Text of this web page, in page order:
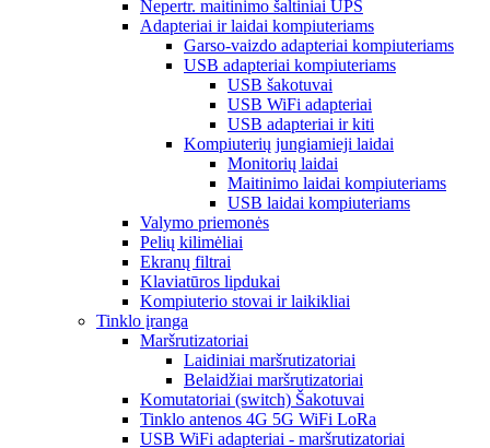
Nepertr. maitinimo šaltiniai UPS
Adapteriai ir laidai kompiuteriams
Garso-vaizdo adapteriai kompiuteriams
USB adapteriai kompiuteriams
USB šakotuvai
USB WiFi adapteriai
USB adapteriai ir kiti
Kompiuterių jungiamieji laidai
Monitorių laidai
Maitinimo laidai kompiuteriams
USB laidai kompiuteriams
Valymo priemonės
Pelių kilimėliai
Ekranų filtrai
Klaviatūros lipdukai
Kompiuterio stovai ir laikikliai
Tinklo įranga
Maršrutizatoriai
Laidiniai maršrutizatoriai
Belaidžiai maršrutizatoriai
Komutatoriai (switch) Šakotuvai
Tinklo antenos 4G 5G WiFi LoRa
USB WiFi adapteriai - maršrutizatoriai